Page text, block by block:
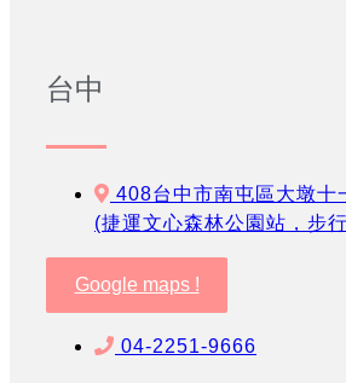
台中
408台中市南屯區大墩十
(捷運文心森林公園站，步
Google maps !
04-2251-9666